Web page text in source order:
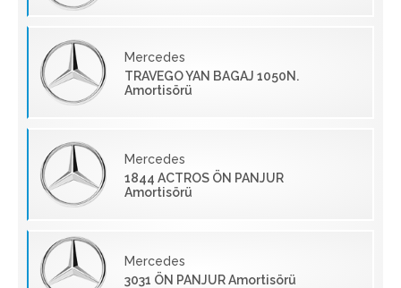
Mercedes
TRAVEGO YAN BAGAJ 1050N.
Amortisörü
Mercedes
1844 ACTROS ÖN PANJUR
Amortisörü
Mercedes
3031 ÖN PANJUR Amortisörü